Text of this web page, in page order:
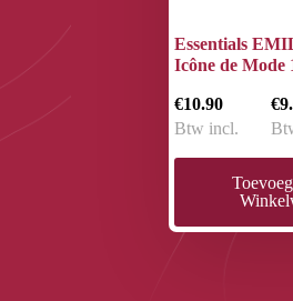
Essentials
Icône de Mode
€10.90
Btw incl.